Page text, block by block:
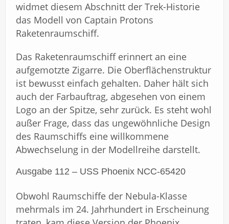
widmet diesem Abschnitt der Trek-Historie
das Modell von Captain Protons
Raketenraumschiff.
Das Raketenraumschiff erinnert an eine
aufgemotzte Zigarre. Die Oberflächenstruktur
ist bewusst einfach gehalten. Daher hält sich
auch der Farbauftrag, abgesehen von einem
Logo an der Spitze, sehr zurück. Es steht wohl
außer Frage, dass das ungewöhnliche Design
des Raumschiffs eine willkommene
Abwechselung in der Modellreihe darstellt.
Ausgabe 112 – USS Phoenix NCC-65420
Obwohl Raumschiffe der Nebula-Klasse
mehrmals im 24. Jahrhundert in Erscheinung